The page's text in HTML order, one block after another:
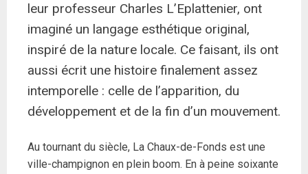
leur professeur Charles L’Eplattenier, ont
imaginé un langage esthétique original,
inspiré de la nature locale. Ce faisant, ils ont
aussi écrit une histoire finalement assez
intemporelle : celle de l’apparition, du
développement et de la fin d’un mouvement.
Au tournant du siècle, La Chaux-de-Fonds est une
ville-champignon en plein boom. En à peine soixante